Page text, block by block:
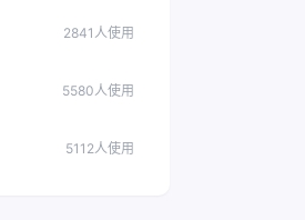
2841人使用
5580人使用
5112人使用